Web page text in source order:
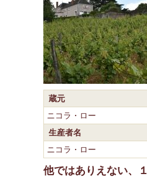
蔵元
ニコラ・ロー
生産者名
ニコラ・ロー
他ではありえない、